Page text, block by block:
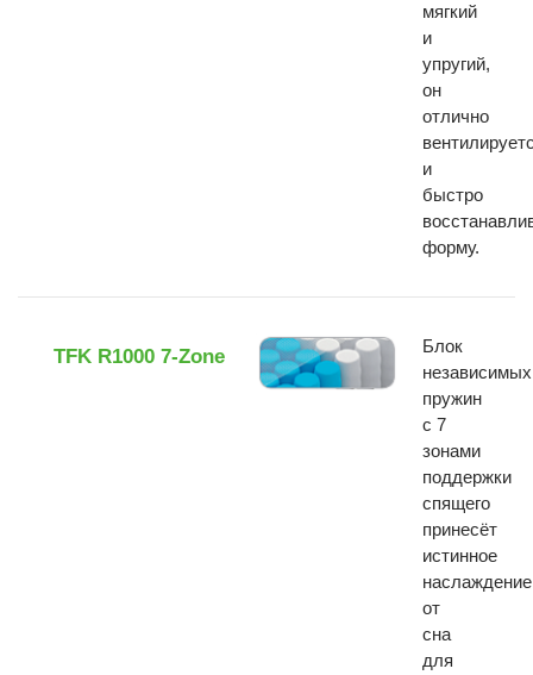
мягкий
и
упругий,
он
отлично
и
быстро
форму.
TFK R1000 7-Zone
Блок
независимых
пружин
с 7
зонами
поддержки
спящего
принесёт
истинное
наслаждение
от
сна
для